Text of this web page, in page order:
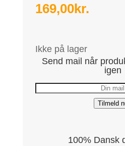
169,00kr.
Ikke på lager
Send mail når
igen
Tilmeld
100% Dansk